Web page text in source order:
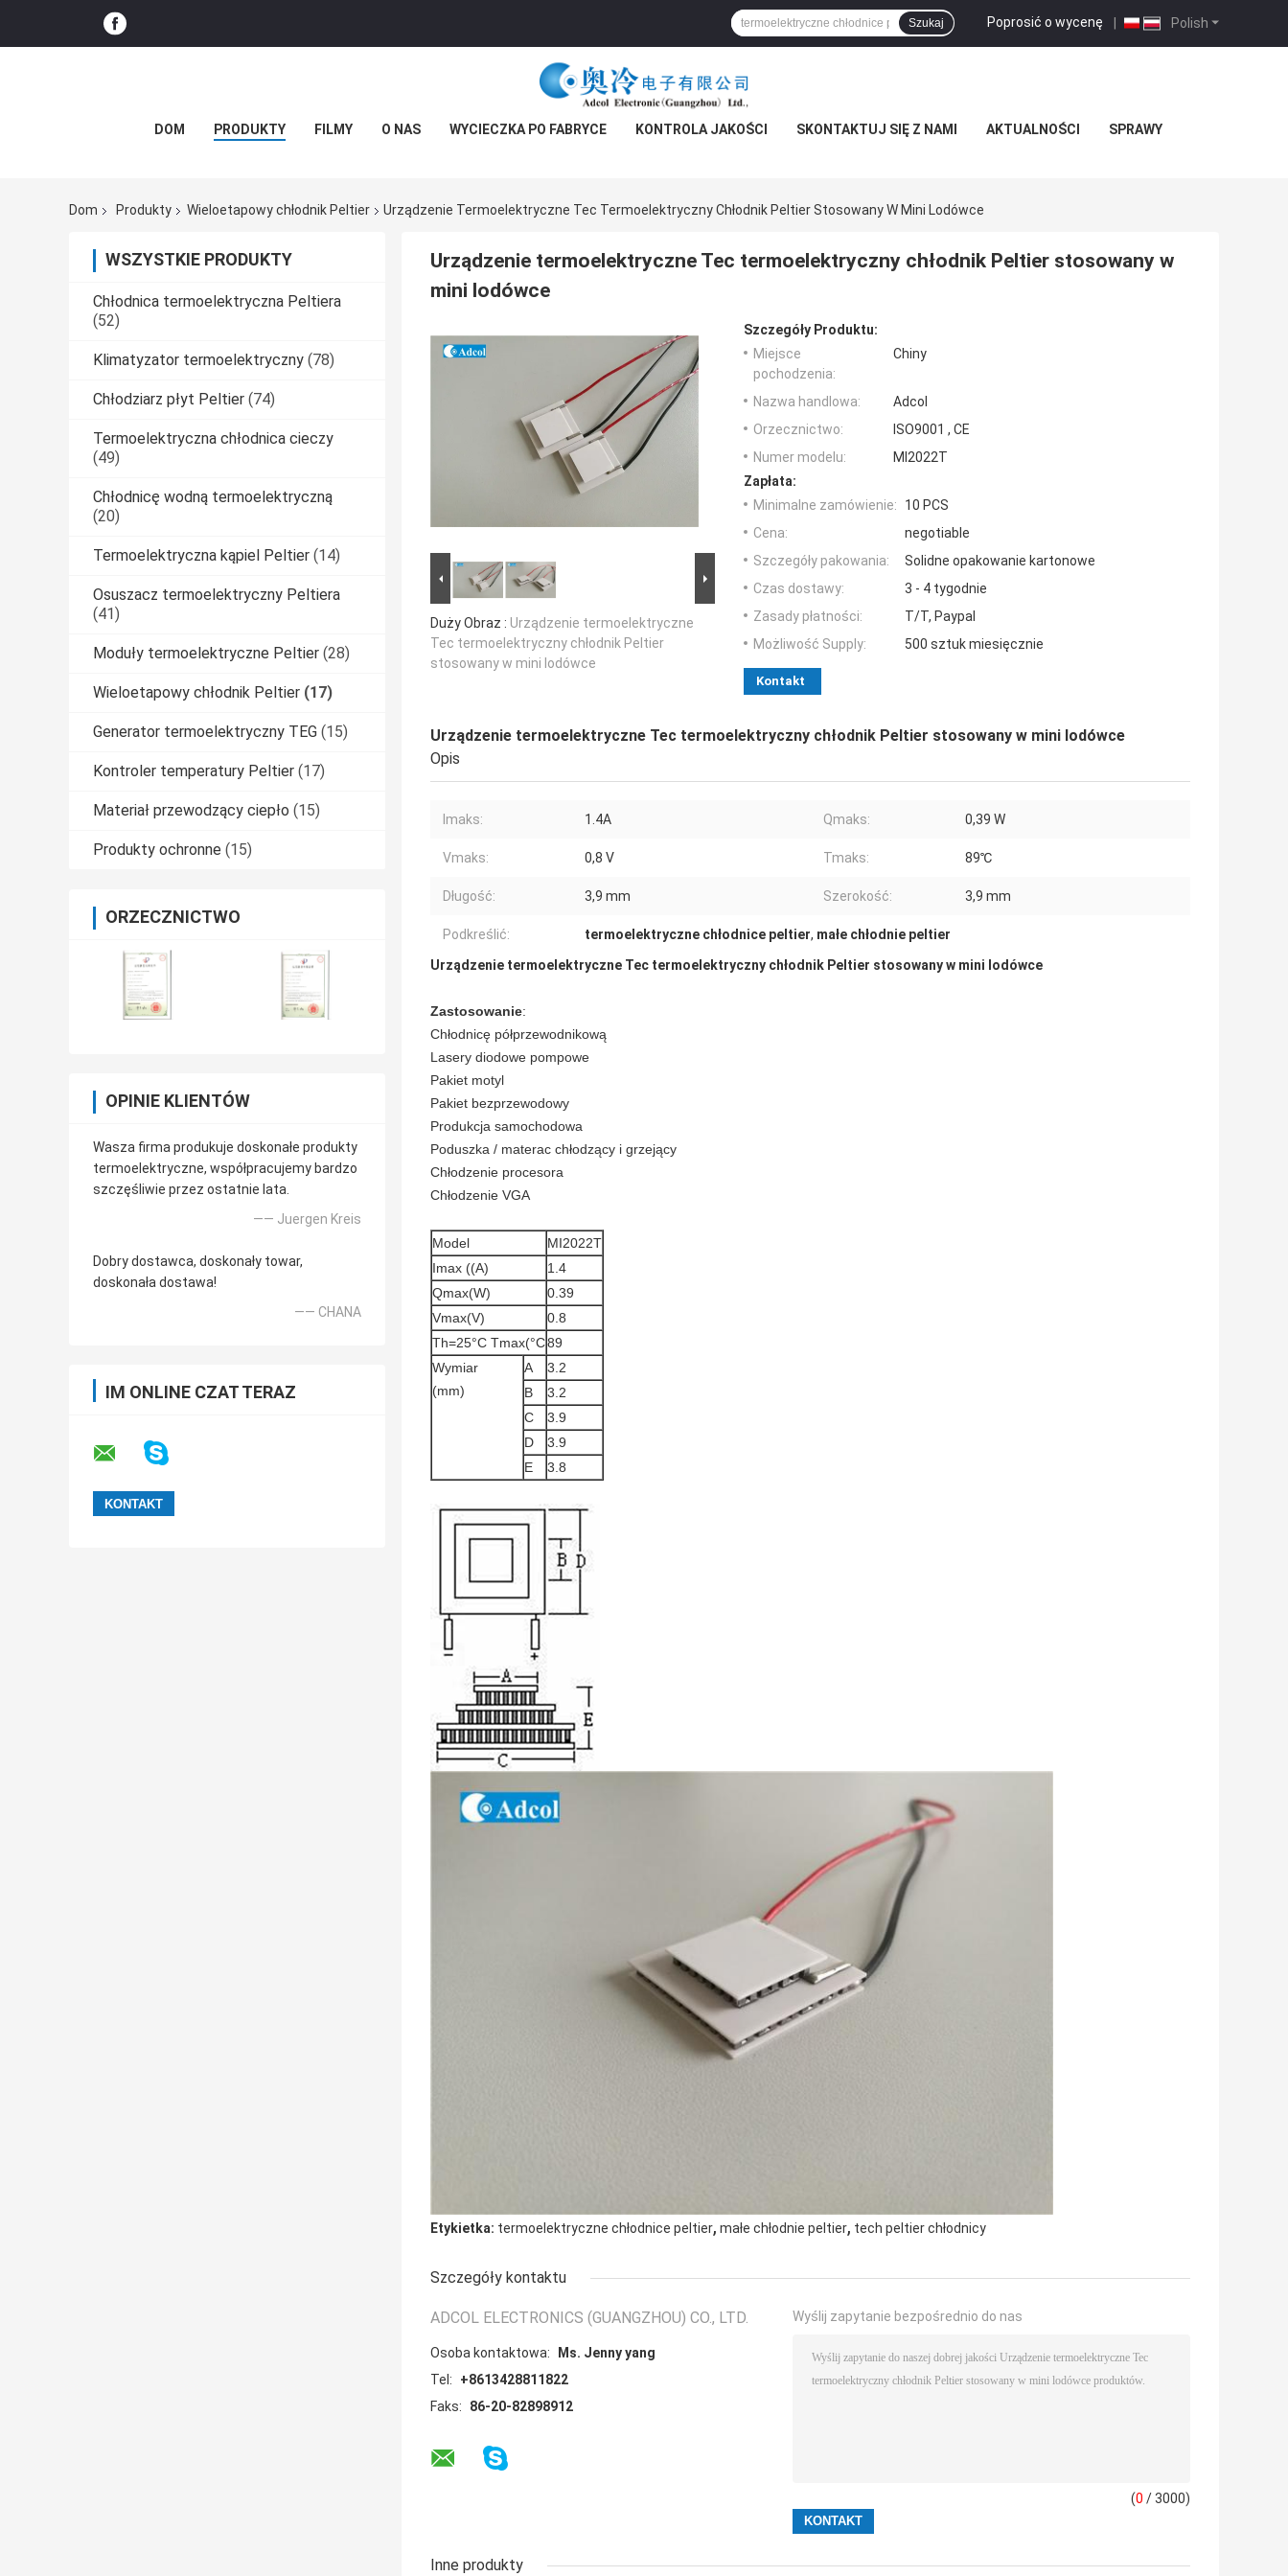
Polish
Poprosić o wycenę |
Szukaj
DOM PRODUKTY FILMY O NAS WYCIECZKA PO FABRYCE KONTROLA JAKOŚCI SKONTAKTUJ SIĘ Z NAMI AKTUALNOŚCI SPRAWY
Dom Produkty Wieloetapowy chłodnik Peltier Urządzenie Termoelektryczne Tec Termoelektryczny Chłodnik Peltier Stosowany W Mini Lodówce
WSZYSTKIE PRODUKTY
Chłodnica termoelektryczna Peltiera
(52)
Klimatyzator termoelektryczny (78)
Chłodziarz płyt Peltier (74)
Termoelektryczna chłodnica cieczy
(49)
Chłodnicę wodną termoelektryczną
(20)
Termoelektryczna kąpiel Peltier (14)
Osuszacz termoelektryczny Peltiera
(41)
Moduły termoelektryczne Peltier (28)
Wieloetapowy chłodnik Peltier (17)
Generator termoelektryczny TEG (15)
Kontroler temperatury Peltier (17)
Materiał przewodzący ciepło (15)
Produkty ochronne (15)
ORZECZNICTWO
OPINIE KLIENTÓW
Wasza firma produkuje doskonałe produkty
termoelektryczne, współpracujemy bardzo
szczęśliwie przez ostatnie lata.
—— Juergen Kreis
Dobry dostawca, doskonały towar,
doskonała dostawa!
—— CHANA
IM ONLINE CZAT TERAZ
Urządzenie termoelektryczne Tec termoelektryczny chłodnik Peltier stosowany w
mini lodówce
Duży Obraz : Urządzenie termoelektryczne
Tec termoelektryczny chłodnik Peltier
stosowany w mini lodówce
Szczegóły Produktu:
Miejsce
pochodzenia:
Chiny
Nazwa handlowa:
Adcol
Orzecznictwo:
ISO9001 , CE
Numer modelu:
MI2022T
Zapłata:
Minimalne zamówienie:
10 PCS
Cena:
negotiable
Szczegóły pakowania:
Solidne opakowanie kartonowe
Czas dostawy:
3 - 4 tygodnie
Zasady płatności:
T/T, Paypal
Możliwość Supply:
500 sztuk miesięcznie
Kontakt
Urządzenie termoelektryczne Tec termoelektryczny chłodnik Peltier stosowany w mini lodówce
Opis
Imaks: 1.4A Qmaks: 0,39 W
Vmaks: 0,8 V Tmaks: 89℃
Długość: 3,9 mm Szerokość: 3,9 mm
Podkreślić: termoelektryczne chłodnice peltier, małe chłodnie peltier
Urządzenie termoelektryczne Tec termoelektryczny chłodnik Peltier stosowany w mini lodówce
Zastosowanie:
Chłodnicę półprzewodnikową
Lasery diodowe pompowe
Pakiet motyl
Pakiet bezprzewodowy
Produkcja samochodowa
Poduszka / materac chłodzący i grzejący
Chłodzenie procesora
Chłodzenie VGA
Model
MI2022T
Imax ((A)
1.4
Qmax(W)
0.39
Vmax(V)
0.8
Th=25°C Tmax(°C89
Wymiar
(mm)
A
3.2
B
3.2
C
3.9
D
3.9
E
3.8
Etykietka: termoelektryczne chłodnice peltier, małe chłodnie peltier, tech peltier chłodnicy
Szczegóły kontaktu
ADCOL ELECTRONICS (GUANGZHOU) CO., LTD.
Osoba kontaktowa:
Ms. Jenny yang
Tel:
+8613428811822
Faks:
86-20-82898912
Wyślij zapytanie bezpośrednio do nas
(0 / 3000)
Inne produkty